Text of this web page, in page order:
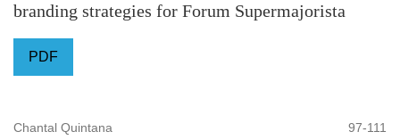
branding strategies for Forum Supermajorista
PDF
Chantal Quintana 97-111